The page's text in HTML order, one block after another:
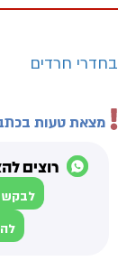
בחדרי חרדים
מצאת טעות
רוצים